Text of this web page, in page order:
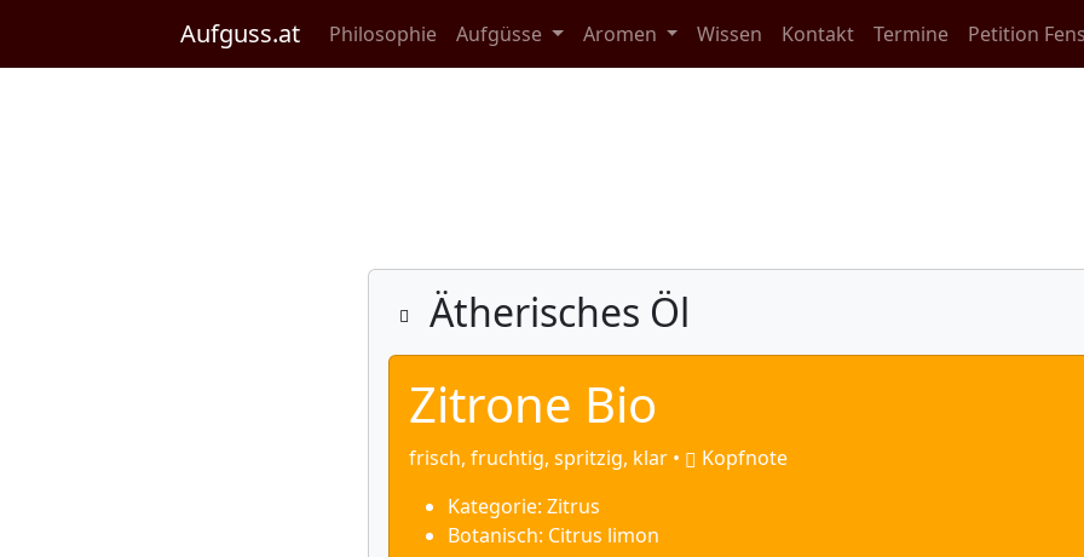
Aufguss.at Philosophie Aufgüsse Aromen Wissen Kontakt Termine Petition
Ätherisches Öl
Zitrone Bio
frisch, fruchtig, spritzig, klar •
Kopfnote
Kategorie: Zitrus
Botanisch: Citrus limon